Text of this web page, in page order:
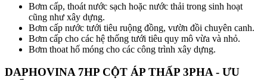
Bơm cấp, thoát nước sạch hoặc nước thải trong sinh hoạt
cũng như xây dựng.
Bơm cấp nước tưới tiêu ruộng đồng, vườn đồi chuyên canh.
Bơm cấp cho các hệ thống tưới tiêu quy mô vừa và nhỏ.
Bơm thoat hố móng cho các công trình xây dựng.
DAPHOVINA 7HP CỘT ÁP THẤP 3PHA - ƯU